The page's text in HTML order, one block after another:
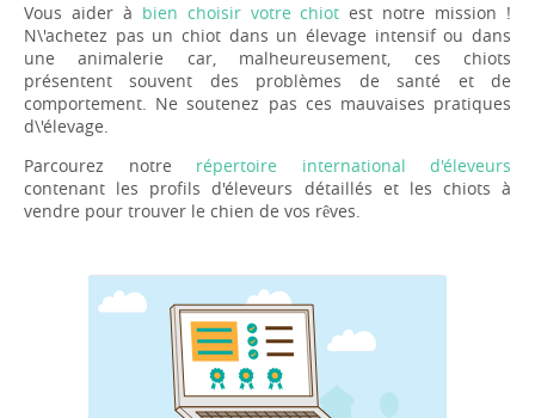
Vous aider à bien choisir votre chiot est notre mission !
N\'achetez pas un chiot dans un élevage intensif ou dans
une animalerie car, malheureusement, ces chiots
présentent souvent des problèmes de santé et de
comportement. Ne soutenez pas ces mauvaises pratiques
d\'élevage.
Parcourez notre répertoire international d'éleveurs
contenant les profils d'éleveurs détaillés et les chiots à
vendre pour trouver le chien de vos rêves.